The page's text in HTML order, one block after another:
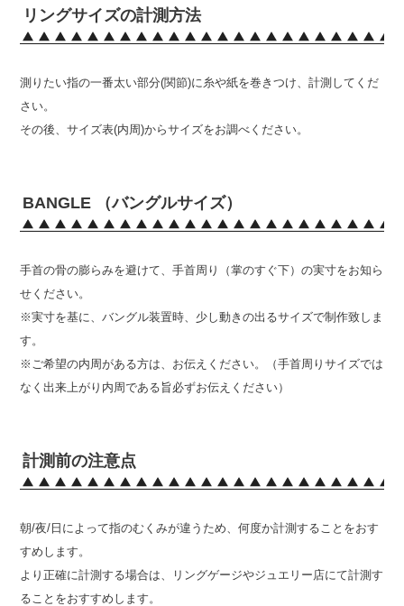
リングサイズの計測方法
測りたい指の一番太い部分(関節)に糸や紙を巻きつけ、計測してくだ
さい。
その後、サイズ表(内周)からサイズをお調べください。
BANGLE （バングルサイズ）
手首の骨の膨らみを避けて、手首周り（掌のすぐ下）の実寸をお知ら
せください。
※実寸を基に、バングル装置時、少し動きの出るサイズで制作致しま
す。
※ご希望の内周がある方は、お伝えください。（手首周りサイズでは
なく出来上がり内周である旨必ずお伝えください）
計測前の注意点
朝/夜/日によって指のむくみが違うため、何度か計測することをおす
すめします。
より正確に計測する場合は、リングゲージやジュエリー店にて計測す
ることをおすすめします。